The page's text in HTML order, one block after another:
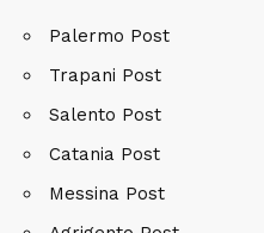
Palermo Post
Trapani Post
Salento Post
Catania Post
Messina Post